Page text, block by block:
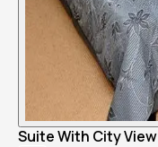
Suite With City View